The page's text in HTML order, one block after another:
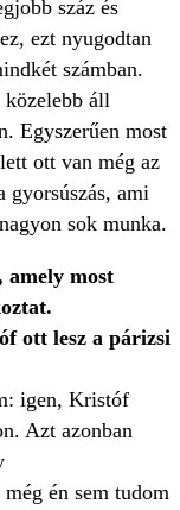
száz és
ezt nyugodtan
számban.
közelebb áll
Egyszerűen most
ott van még az
gyorsúszás, ami
sok munka.
most
ott lesz a párizsi
igen, Kristóf
Azt azonban
én sem tudom